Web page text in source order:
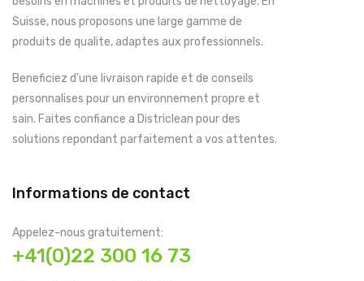
Suisse, nous proposons une large gamme de
produits de qualite, adaptes aux professionnels.
Beneficiez d'une livraison rapide et de conseils
personnalises pour un environnement propre et
sain. Faites confiance a Districlean pour des
solutions repondant parfaitement a vos attentes.
Informations de contact
Appelez-nous gratuitement:
+41(0)22 300 16 73